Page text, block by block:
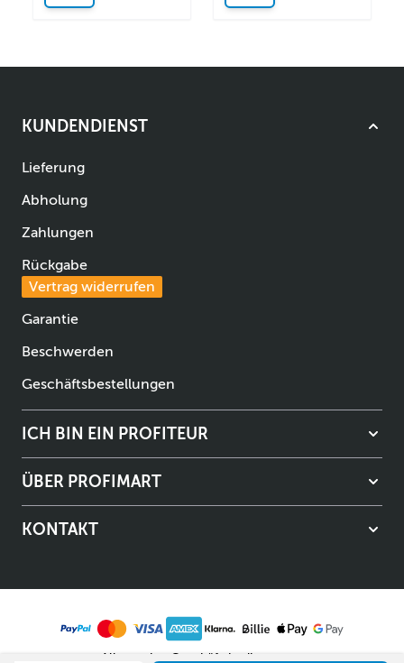
KUNDENDIENST
Lieferung
Abholung
Zahlungen
Rückgabe
Vertrag widerrufen
Garantie
Beschwerden
Geschäftsbestellungen
ICH BIN EIN PROFITEUR
ÜBER PROFIMART
KONTAKT
Allgemeine Geschäftsbedingungen